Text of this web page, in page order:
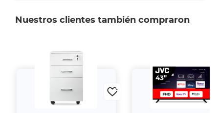
Nuestros clientes también compraron